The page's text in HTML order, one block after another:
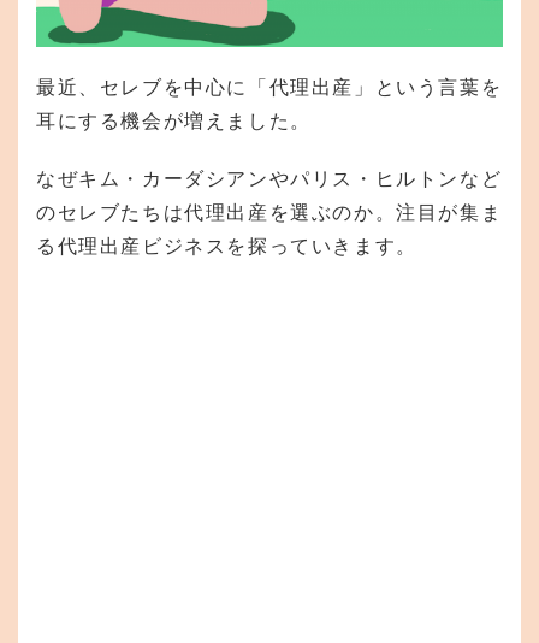
最近、セレブを中心に「代理出産」という言葉を
耳にする機会が増えました。
なぜキム・カーダシアンやパリス・ヒルトンなど
のセレブたちは代理出産を選ぶのか。注目が集ま
る代理出産ビジネスを探っていきます。